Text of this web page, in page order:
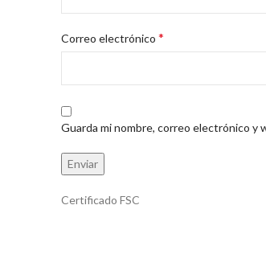
Correo electrónico *
Guarda mi nombre, correo electrónico y
Certificado FSC